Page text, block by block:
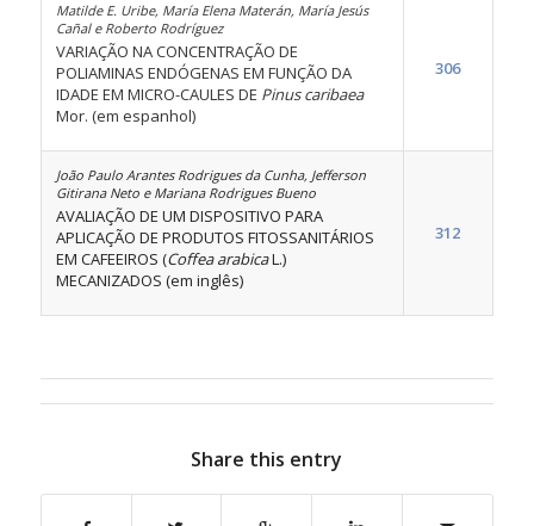
Matilde E. Uribe, María Elena Materán, María Jesús
Cañal e Roberto Rodríguez
VARIAÇÃO NA CONCENTRAÇÃO DE
POLIAMINAS ENDÓGENAS EM FUNÇÃO DA
IDADE EM MICRO-CAULES DE Pinus caribaea
Mor. (em espanhol)
306
João Paulo Arantes Rodrigues da Cunha, Jefferson
Gitirana Neto e Mariana Rodrigues Bueno
AVALIAÇÃO DE UM DISPOSITIVO PARA
APLICAÇÃO DE PRODUTOS FITOSSANITÁRIOS
EM CAFEEIROS (Coffea arabicaL.)
MECANIZADOS (em inglês)
312
Share this entry